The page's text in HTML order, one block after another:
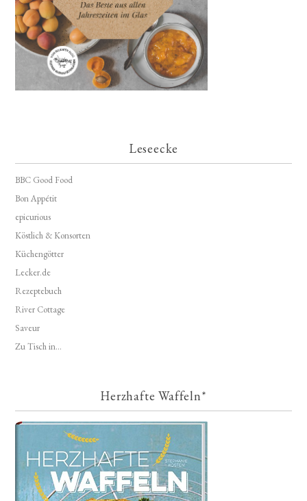
Leseecke
BBC Good Food
Bon Appétit
epicurious
Köstlich & Konsorten
Küchengötter
Lecker.de
Rezeptebuch
River Cottage
Saveur
Zu Tisch in...
Herzhafte Waffeln*